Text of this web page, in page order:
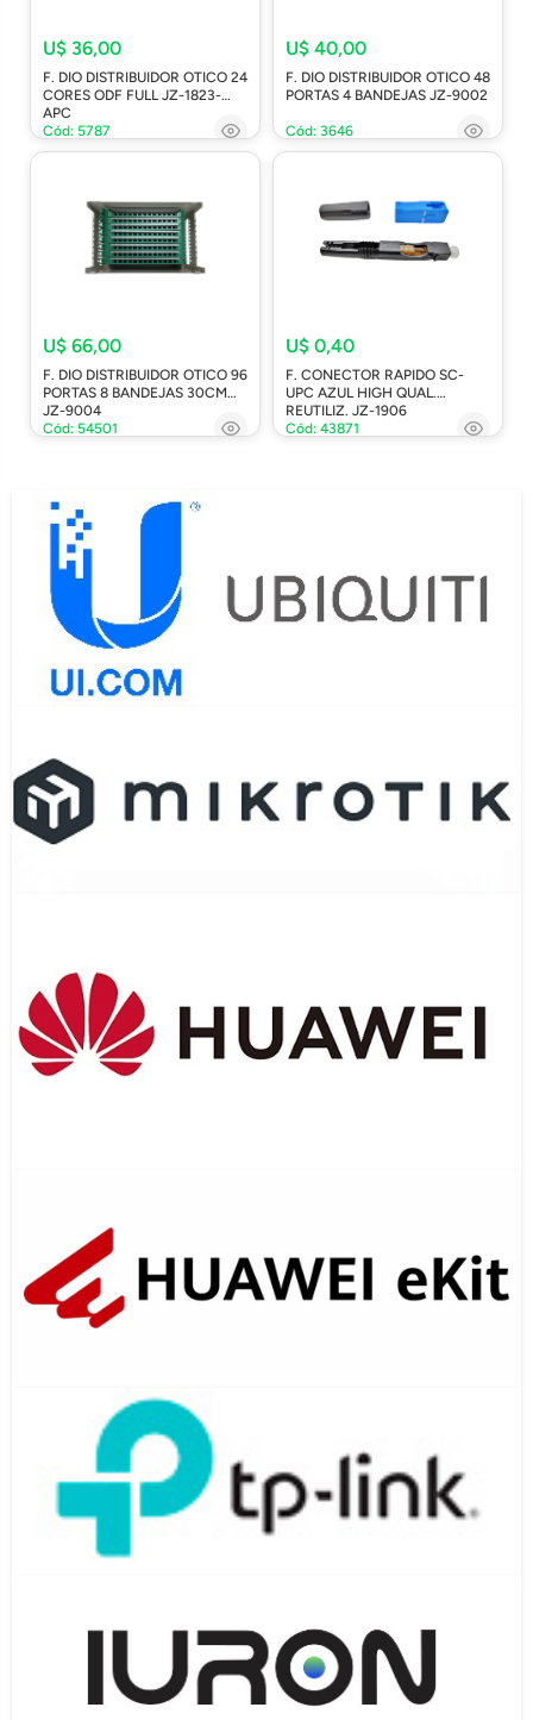
U$ 36,00
F. DIO DISTRIBUIDOR OTICO 24
CORES ODF FULL JZ-1823-
APC
Cód: 5787
U$ 40,00
F. DIO DISTRIBUIDOR OTICO 48
PORTAS 4 BANDEJAS JZ-9002
Cód: 3646
U$ 66,00
F. DIO DISTRIBUIDOR OTICO 96
PORTAS 8 BANDEJAS 30CM
JZ-9004
Cód: 54501
U$ 0,40
F. CONECTOR RAPIDO SC-
UPC AZUL HIGH QUAL.
REUTILIZ. JZ-1906
Cód: 43871